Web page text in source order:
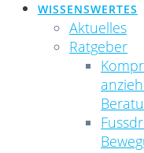
WISSENSWERTES
Aktuelles
Ratgeber